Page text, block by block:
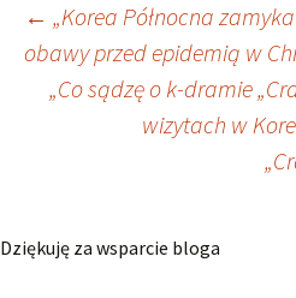
Zobacz
← „Korea Północna
obawy przed epidemią w
„Co sądzę o k-dramie
wizytach w
Dziękuję za wsparcie bloga